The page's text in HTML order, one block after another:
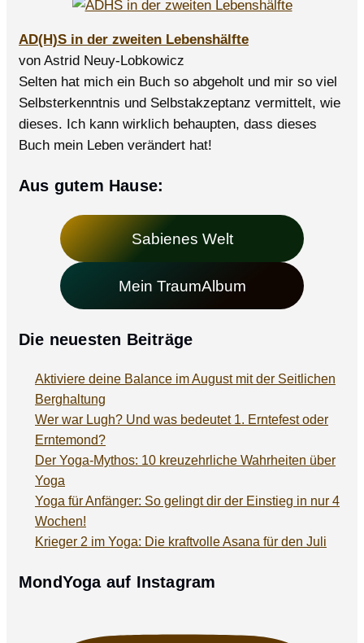
AD(H)S in der zweiten Lebenshälfte
von Astrid Neuy-Lobkowicz
Selten hat mich ein Buch so abgeholt und mir so viel
Selbsterkenntnis und Selbstakzeptanz vermittelt, wie
dieses. Ich kann wirklich behaupten, dass dieses
Buch mein Leben verändert hat!
Aus gutem Hause:
Sabienes Welt
Mein TraumAlbum
Die neuesten Beiträge
Aktiviere deine Balance im August mit der Seitlichen
Berghaltung
Wer war Lugh? Und was bedeutet 1. Erntefest oder
Erntemond?
Der Yoga-Mythos: 10 kreuzehrliche Wahrheiten über
Yoga
Yoga für Anfänger: So gelingt dir der Einstieg in nur 4
Wochen!
Krieger 2 im Yoga: Die kraftvolle Asana für den Juli
MondYoga auf Instagram